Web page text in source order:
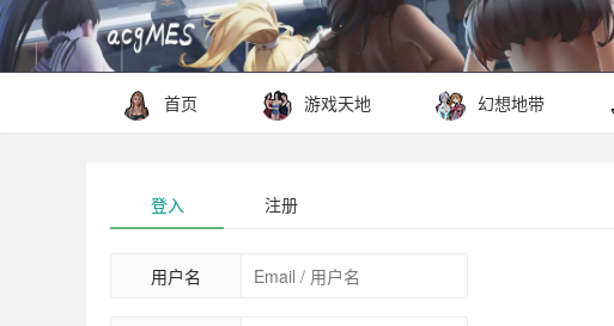
首页 游戏天地 幻想地带
登入 注册
用户名